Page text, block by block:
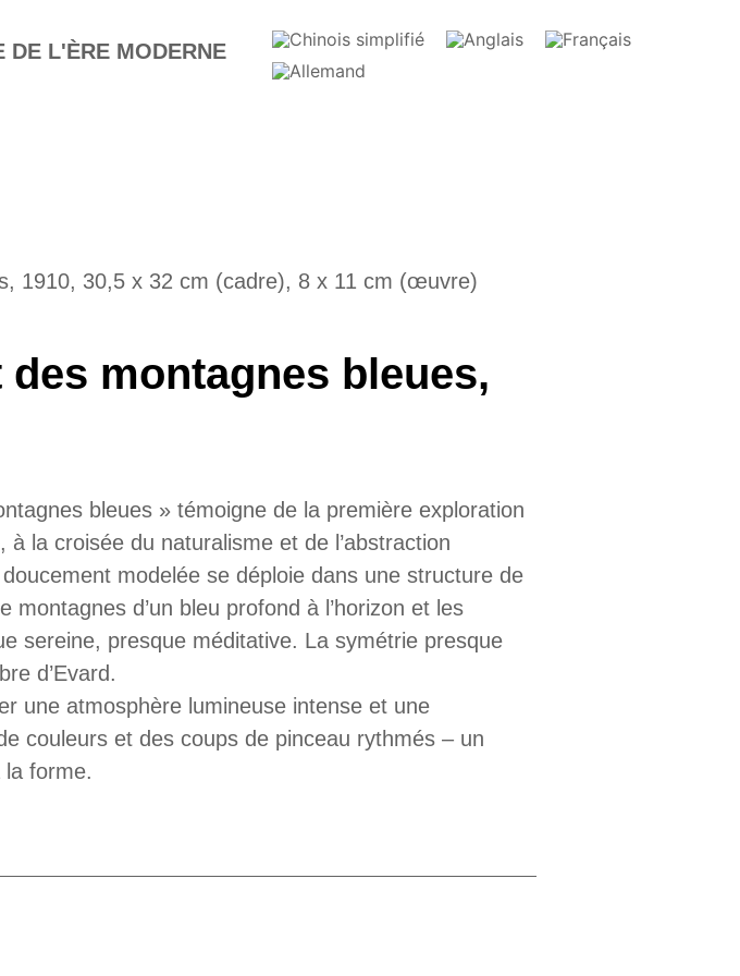
DE L'ÈRE MODERNE
1910, 30,5 x 32 cm (cadre), 8 x 11 cm (œuvre)
montagnes bleues,
bleues » témoigne de la première exploration
la croisée du naturalisme et de l’abstraction
modelée se déploie dans une structure de
d’un bleu profond à l’horizon et les
sereine, presque méditative. La symétrie presque
d’Evard.
une atmosphère lumineuse intense et une
couleurs et des coups de pinceau rythmés – un
forme.